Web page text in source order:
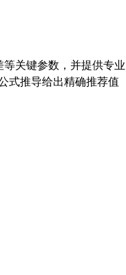
关键参数，并提供专业
式推导给出精确推荐值